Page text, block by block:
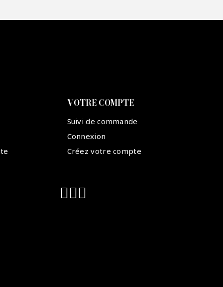
VOTRE COMPTE
Suivi de commande
Connexion
Créez votre compte